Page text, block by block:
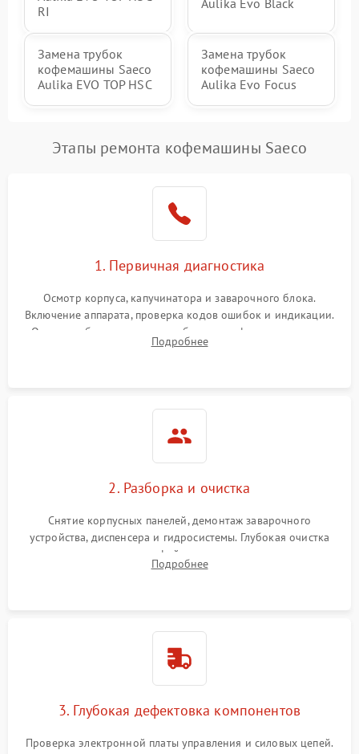
RI
Aulika Evo Black
Замена трубок
кофемашины Saeco
Aulika EVO TOP HSC
Замена трубок
кофемашины Saeco
Aulika Evo Focus
Этапы ремонта кофемашины Saeco
1. Первичная диагностика
Осмотр корпуса, капучинатора и заварочного блока.
Включение аппарата, проверка кодов ошибок и индикации.
Оценка работы помпы, термоблока и кофемолки на слух.
Измерение температуры и давления воды для выявления
Подробнее
2. Разборка и очистка
Снятие корпусных панелей, демонтаж заварочного
устройства, диспенсера и гидросистемы. Глубокая очистка
внутренних узлов от кофейных масел, жмыха и накипи.
Промывка дренажных каналов и фильтров с использованием
Подробнее
3. Глубокая дефектовка компонентов
Проверка электронной платы управления и силовых цепей.